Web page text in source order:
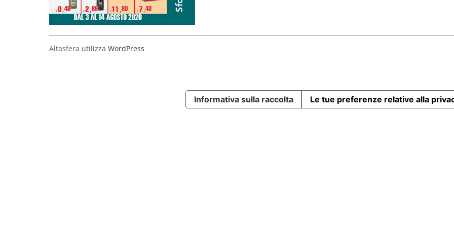
Altasfera utilizza WordPress
Informativa sulla raccolta Le tue preferenze relative alla